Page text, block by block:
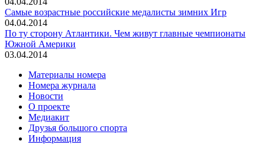
Самые возрастные российские медалисты зимних Игр
04.04.2014
По ту сторону Атлантики. Чем живут главные чемпионаты
Южной Америки
03.04.2014
Материалы номера
Номера журнала
Новости
О проекте
Медиакит
Друзья большого спорта
Информация